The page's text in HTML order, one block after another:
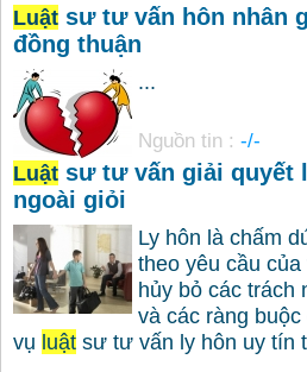
Luật sư tư vấn hôn nhân
đồng thuận
...
Nguồn tin : -/-
Luật sư tư vấn giải quyết
ngoài giỏi
Ly hôn là chấm
theo yêu cầu
hủy bỏ các trách
và các ràng
vụ luật sư tư vấn ly hôn uy tín